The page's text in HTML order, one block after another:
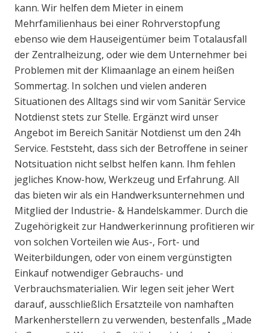
kann. Wir helfen dem Mieter in einem
Mehrfamilienhaus bei einer Rohrverstopfung
ebenso wie dem Hauseigentümer beim Totalausfall
der Zentralheizung, oder wie dem Unternehmer bei
Problemen mit der Klimaanlage an einem heißen
Sommertag. In solchen und vielen anderen
Situationen des Alltags sind wir vom Sanitär Service
Notdienst stets zur Stelle. Ergänzt wird unser
Angebot im Bereich Sanitär Notdienst um den 24h
Service. Feststeht, dass sich der Betroffene in seiner
Notsituation nicht selbst helfen kann. Ihm fehlen
jegliches Know-how, Werkzeug und Erfahrung. All
das bieten wir als ein Handwerksunternehmen und
Mitglied der Industrie- & Handelskammer. Durch die
Zugehörigkeit zur Handwerkerinnung profitieren wir
von solchen Vorteilen wie Aus-, Fort- und
Weiterbildungen, oder von einem vergünstigten
Einkauf notwendiger Gebrauchs- und
Verbrauchsmaterialien. Wir legen seit jeher Wert
darauf, ausschließlich Ersatzteile von namhaften
Markenherstellern zu verwenden, bestenfalls „Made